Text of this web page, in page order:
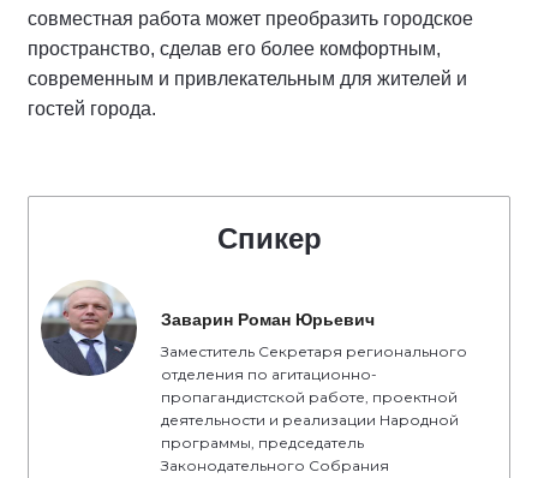
совместная работа может преобразить городское
пространство, сделав его более комфортным,
современным и привлекательным для жителей и
гостей города.
Спикер
Заварин Роман Юрьевич
Заместитель Секретаря регионального
отделения по агитационно-
пропагандистской работе, проектной
деятельности и реализации Народной
программы, председатель
Законодательного Собрания